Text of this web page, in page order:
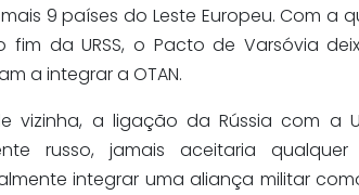
mais 9 países do Leste Europeu. Com
fim da URSS, o Pacto de Varsóvia
a integrar a OTAN.
vizinha, a ligação da Rússia com a
russo, jamais aceitaria
integrar uma aliança militar